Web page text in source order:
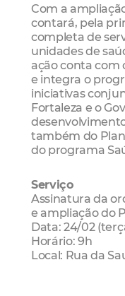
Com a
contará, pela
completa de
unidades de
ação conta com
e integra o
iniciativas
Fortaleza e o
também do
do programa
Serviço
Assinatura da
e ampliação do
Data: 24/02
Horário: 9h
Local: Rua da